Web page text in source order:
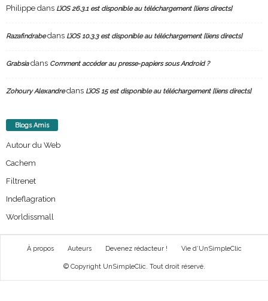
Philippe dans L’iOS 26.3.1 est disponible au téléchargement [liens directs]
Razafindrabedans L’iOS 10.3.3 est disponible au téléchargement [liens directs]
Grabsiadans Comment accéder au presse-papiers sous Android ?
Zohoury Alexandredans L’iOS 15 est disponible au téléchargement [liens directs]
Blogs Amis
Autour du Web
Cachem
Filtrenet
Indeflagration
Worldissmall
À propos Auteurs Devenez rédacteur ! Vie d’UnSimpleClic
© Copyright UnSimpleClic. Tout droit réservé.